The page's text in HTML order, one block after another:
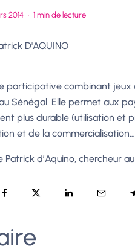
2014 · 1 min de lecture
D'AQUINO
participative combinant
Sénégal. Elle permet aux
plus durable (utilisation et
et de la
d’Aquino, chercheur